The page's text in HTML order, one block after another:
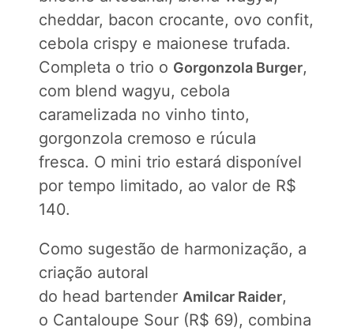
cheddar, bacon crocante, ovo confit,
cebola crispy e maionese trufada.
Completa o trio o Gorgonzola Burger,
com blend wagyu, cebola
caramelizada no vinho tinto,
gorgonzola cremoso e rúcula
fresca. O mini trio estará disponível
por tempo limitado, ao valor de R$
140.
Como sugestão de harmonização, a
criação autoral
do head bartender Amilcar Raider,
o Cantaloupe Sour (R$ 69), combina